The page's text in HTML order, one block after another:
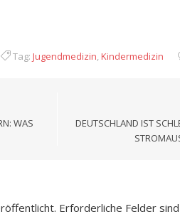
Tag: Jugendmedizin,Kindermedizin
WAS
DEUTSCHLAND IST
Erforderliche Felder